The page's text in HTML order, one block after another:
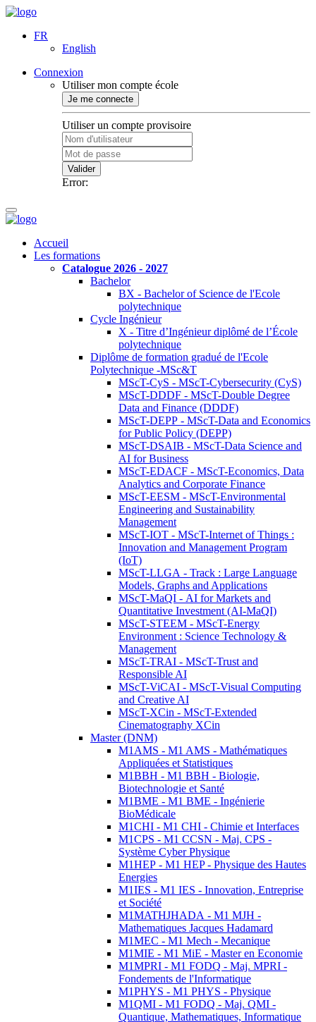
FR
English
Connexion
Utiliser mon compte école
Je me connecte
Utiliser un compte provisoire
Valider
Error:
Accueil
Les formations
Catalogue 2026 - 2027
Bachelor
BX - Bachelor of Science de l'Ecole
polytechnique
Cycle Ingénieur
X - Titre d’Ingénieur diplômé de l’École
polytechnique
Diplôme de formation gradué de l'Ecole
Polytechnique -MSc&T
MScT-CyS - MScT-Cybersecurity (CyS)
MScT-DDDF - MScT-Double Degree
Data and Finance (DDDF)
MScT-DEPP - MScT-Data and Economics
for Public Policy (DEPP)
MScT-DSAIB - MScT-Data Science and
AI for Business
MScT-EDACF - MScT-Economics, Data
Analytics and Corporate Finance
MScT-EESM - MScT-Environmental
Engineering and Sustainability
Management
MScT-IOT - MScT-Internet of Things :
Innovation and Management Program
(IoT)
MScT-LLGA - Track : Large Language
Models, Graphs and Applications
MScT-MaQI - AI for Markets and
Quantitative Investment (AI-MaQI)
MScT-STEEM - MScT-Energy
Environment : Science Technology &
Management
MScT-TRAI - MScT-Trust and
Responsible AI
MScT-ViCAI - MScT-Visual Computing
and Creative AI
MScT-XCin - MScT-Extended
Cinematography XCin
Master (DNM)
M1AMS - M1 AMS - Mathématiques
Appliquées et Statistiques
M1BBH - M1 BBH - Biologie,
Biotechnologie et Santé
M1BME - M1 BME - Ingénierie
BioMédicale
M1CHI - M1 CHI - Chimie et Interfaces
M1CPS - M1 CCSN - Maj. CPS -
Système Cyber Physique
M1HEP - M1 HEP - Physique des Hautes
Energies
M1IES - M1 IES - Innovation, Entreprise
et Société
M1MATHJHADA - M1 MJH -
Mathematiques Jacques Hadamard
M1MEC - M1 Mech - Mecanique
M1MIE - M1 MiE - Master en Economie
M1MPRI - M1 FODQ - Maj. MPRI -
Fondements de l'Informatique
M1PHYS - M1 PHYS - Physique
M1QMI - M1 FODQ - Maj. QMI -
Quantique, Mathematiques, Informatique